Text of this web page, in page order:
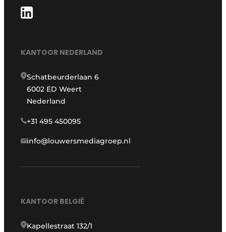
KANTOOR NEDERLAND
Schatbeurderlaan 6
6002 ED Weert
Nederland
+31 495 450095
info@louwersmediagroep.nl
KANTOOR BELGIË
Kapellestraat 132/1